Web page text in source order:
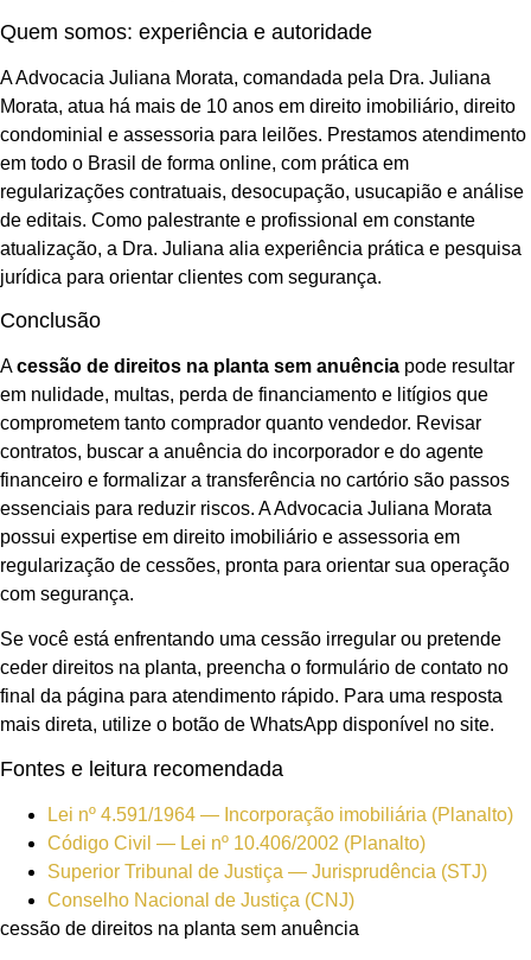
Quem somos: experiência e autoridade
A Advocacia Juliana Morata, comandada pela Dra. Juliana
Morata, atua há mais de 10 anos em direito imobiliário, direito
condominial e assessoria para leilões. Prestamos atendimento
em todo o Brasil de forma online, com prática em
regularizações contratuais, desocupação, usucapião e análise
de editais. Como palestrante e profissional em constante
atualização, a Dra. Juliana alia experiência prática e pesquisa
jurídica para orientar clientes com segurança.
Conclusão
Acessão de direitos na planta sem anuência pode resultar
em nulidade, multas, perda de financiamento e litígios que
comprometem tanto comprador quanto vendedor. Revisar
contratos, buscar a anuência do incorporador e do agente
financeiro e formalizar a transferência no cartório são passos
essenciais para reduzir riscos. A Advocacia Juliana Morata
possui expertise em direito imobiliário e assessoria em
regularização de cessões, pronta para orientar sua operação
com segurança.
Se você está enfrentando uma cessão irregular ou pretende
ceder direitos na planta, preencha o formulário de contato no
final da página para atendimento rápido. Para uma resposta
mais direta, utilize o botão de WhatsApp disponível no site.
Fontes e leitura recomendada
Lei nº 4.591/1964 — Incorporação imobiliária (Planalto)
Código Civil — Lei nº 10.406/2002 (Planalto)
Superior Tribunal de Justiça — Jurisprudência (STJ)
Conselho Nacional de Justiça (CNJ)
cessão de direitos na planta sem anuência